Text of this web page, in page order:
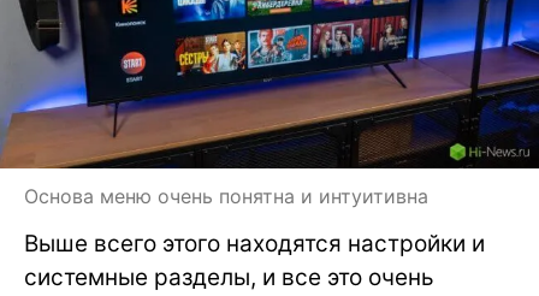
Основа меню очень понятна и интуитивна
Выше всего этого находятся настройки и
системные разделы, и все это очень